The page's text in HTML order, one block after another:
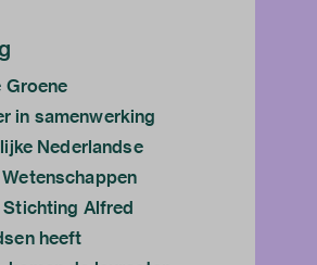
Groene
in samenwerking
Nederlandse
Stichting Alfred
heeft